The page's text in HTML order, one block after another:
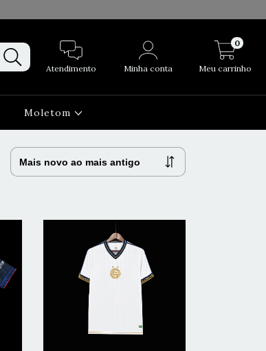
Atendimento Minha conta Meu carrinho
0
Moletom